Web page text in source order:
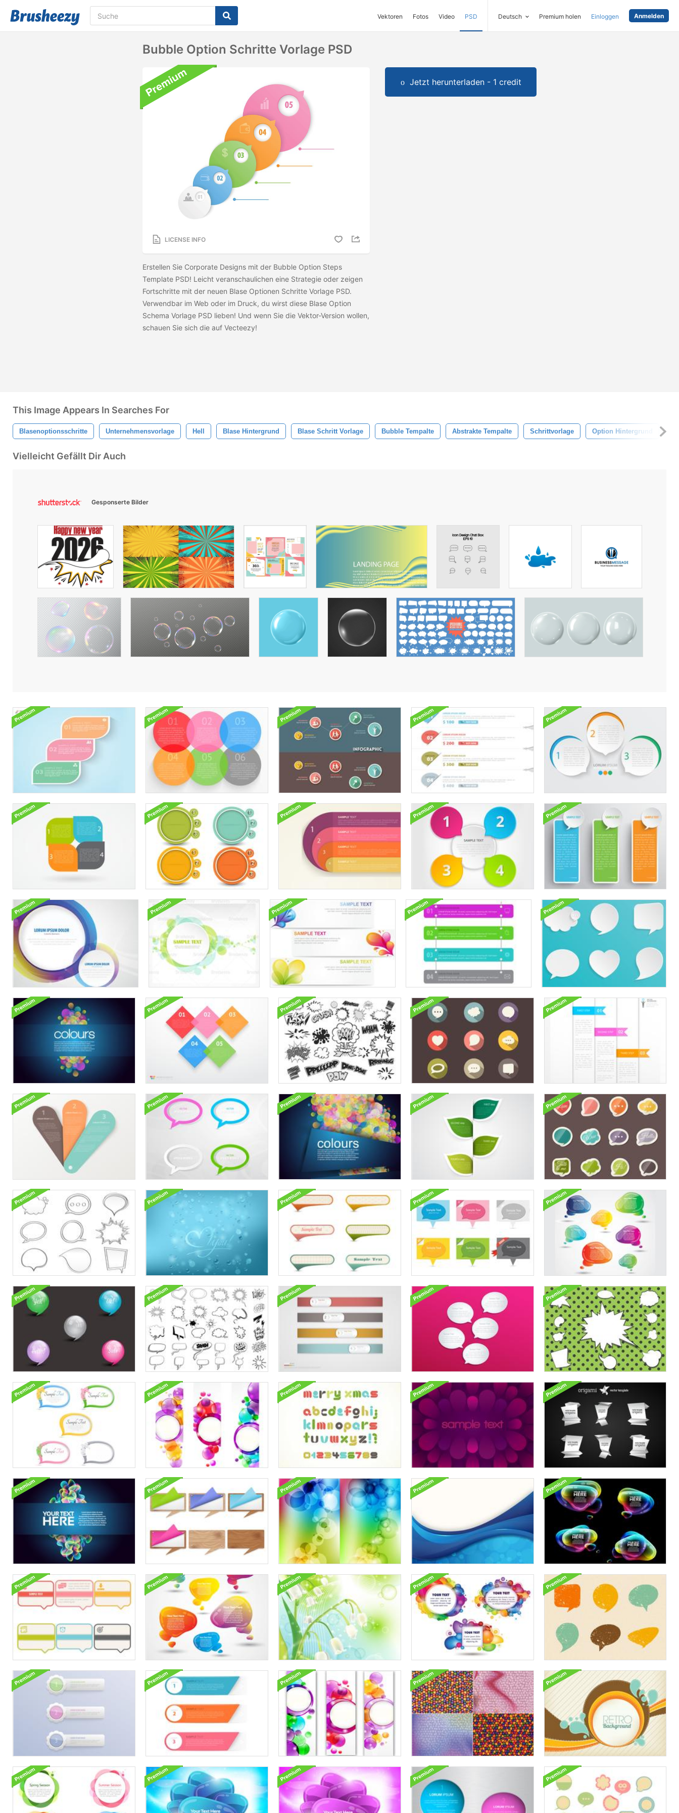
Vektoren Fotos Video PSD Deutsch Premium holen Einloggen Anmelden
Bubble Option Schritte Vorlage PSD
LICENSE INFO
Erstellen Sie Corporate Designs mit der Bubble Option Steps
Template PSD! Leicht veranschaulichen eine Strategie oder zeigen
Fortschritte mit der neuen Blase Optionen Schritte Vorlage PSD.
Verwendbar im Web oder im Druck, du wirst diese Blase Option
Schema Vorlage PSD lieben! Und wenn Sie die Vektor-Version wollen,
schauen Sie sich die auf Vecteezy!
Jetzt herunterladen - 1 credit
This Image Appears In Searches For
Blasenoptionsschritte Unternehmensvorlage Hell Blase Hintergrund Blase Schritt Vorlage Bubble Tempalte Abstrakte Tempalte Schrittvorlage Option Hintergrund
Vielleicht Gefällt Dir Auch
Gesponserte Bilder